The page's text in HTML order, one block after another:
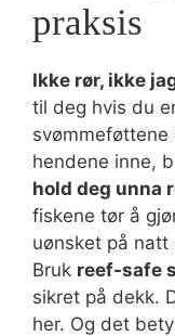
praksis
Ikke rør, ikke
til deg hvis du
svømmeføttene
hendene inne,
hold deg unna
fiskene tør å
uønsket på
Bruk reef-safe
sikret på dekk.
her. Og det